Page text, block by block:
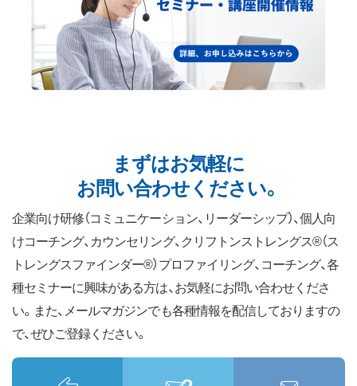
まずはお気軽に
お問い合わせください。
企業向け研修（コミュニケーション、リーダーシップ）、個人向
けコーチング、カウンセリング、クリフトンストレングス®（ス
トレングスファインダー®）プロファイリング、コーチング、各
種セミナーに興味がある方は、お気軽にお問い合わせくださ
い。また、メールマガジンでも各種情報を配信しておりますの
で、ぜひご登録ください。